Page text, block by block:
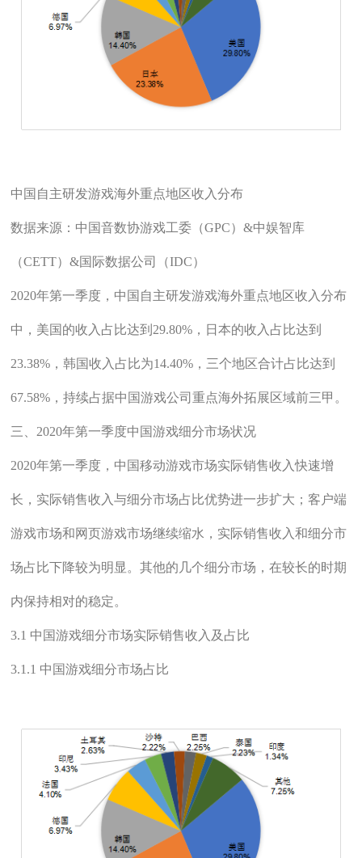
中国自主研发游戏海外重点地区收入分布
数据来源：中国音数协游戏工委（GPC）&中娱智库
（CETT）&国际数据公司（IDC）
2020年第一季度，中国自主研发游戏海外重点地区收入分布
中，美国的收入占比达到29.80%，日本的收入占比达到
23.38%，韩国收入占比为14.40%，三个地区合计占比达到
67.58%，持续占据中国游戏公司重点海外拓展区域前三甲。
三、2020年第一季度中国游戏细分市场状况
2020年第一季度，中国移动游戏市场实际销售收入快速增
长，实际销售收入与细分市场占比优势进一步扩大；客户端
游戏市场和网页游戏市场继续缩水，实际销售收入和细分市
场占比下降较为明显。其他的几个细分市场，在较长的时期
内保持相对的稳定。
3.1 中国游戏细分市场实际销售收入及占比
3.1.1 中国游戏细分市场占比